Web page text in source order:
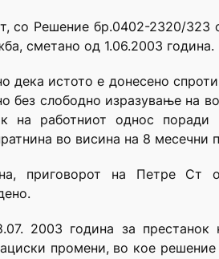
со Решение бр.0402-2320/
сметано од 1.06.2003 година.
истото е донесено
слободно изразување на
на работниот однос
во висина на 8 месечни
приговорот на Петре Ст
2003 година за
промени, во кое